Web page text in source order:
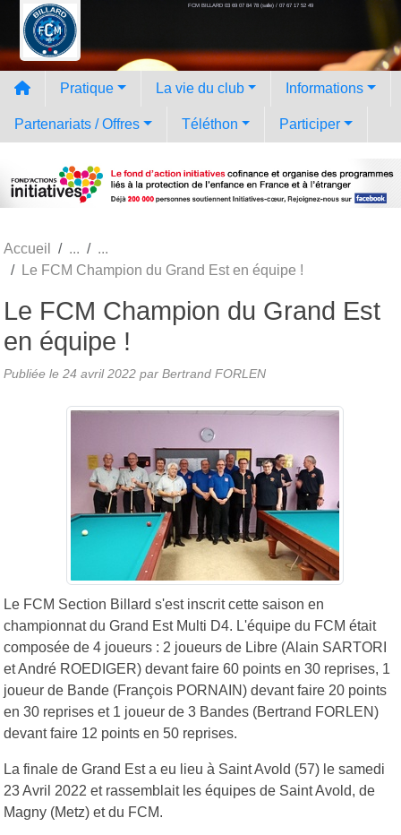
FCM BILLARD 03 69 07 84 78 (salle) / 07 67 17 52 49
Pratique La vie du club Informations
Partenariats / Offres Téléthon Participer
Accueil
Le FCM Champion du Grand Est en équipe !
Le FCM Champion du Grand Est
en équipe !
Publiée le 24 avril 2022 par Bertrand FORLEN
Le FCM Section Billard s'est inscrit cette saison en
championnat du Grand Est Multi D4. L'équipe du FCM était
composée de 4 joueurs : 2 joueurs de Libre (Alain SARTORI
et André ROEDIGER) devant faire 60 points en 30 reprises, 1
joueur de Bande (François PORNAIN) devant faire 20 points
en 30 reprises et 1 joueur de 3 Bandes (Bertrand FORLEN)
devant faire 12 points en 50 reprises.
La finale de Grand Est a eu lieu à Saint Avold (57) le samedi
23 Avril 2022 et rassemblait les équipes de Saint Avold, de
Magny (Metz) et du FCM.
Panneau de gestion des cookies